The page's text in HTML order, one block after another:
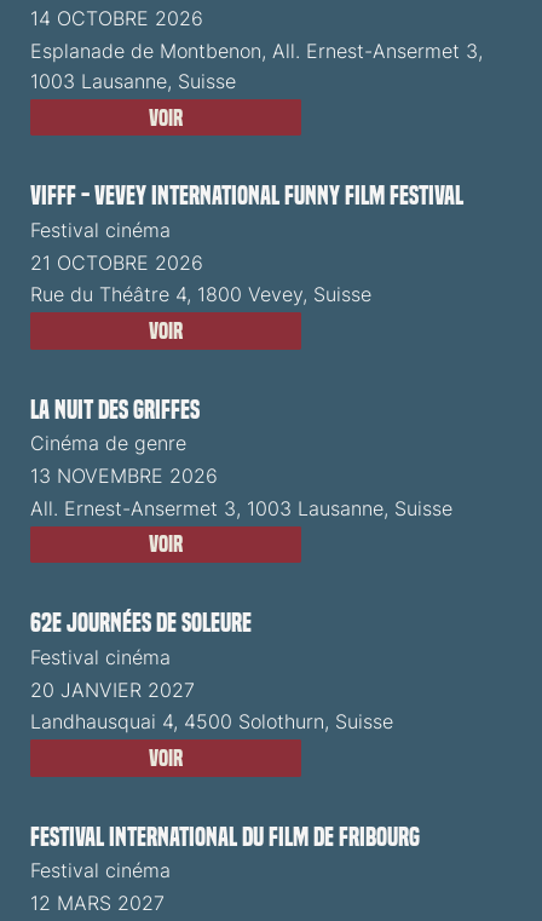
14 OCTOBRE 2026
Esplanade de Montbenon, All. Ernest-Ansermet 3,
1003 Lausanne, Suisse
Voir
VIFFF - Vevey International Funny Film Festival
Festival cinéma
21 OCTOBRE 2026
Rue du Théâtre 4, 1800 Vevey, Suisse
Voir
La Nuit des Griffes
Cinéma de genre
13 NOVEMBRE 2026
All. Ernest-Ansermet 3, 1003 Lausanne, Suisse
Voir
62e Journées de Soleure
Festival cinéma
20 JANVIER 2027
Landhausquai 4, 4500 Solothurn, Suisse
Voir
Festival International du Film de Fribourg
Festival cinéma
12 MARS 2027